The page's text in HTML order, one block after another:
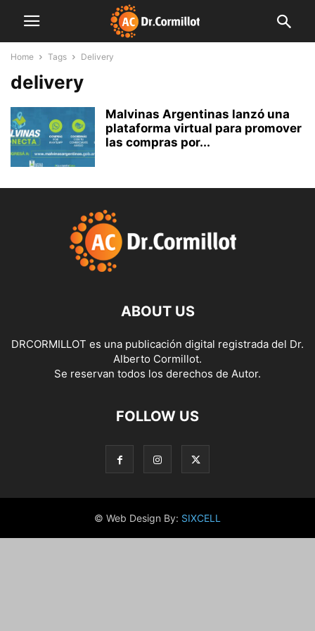
Home Tags Delivery
delivery
Malvinas Argentinas lanzó una
plataforma virtual para promover
las compras por...
ABOUT US
DRCORMILLOT es una publicación digital registrada del Dr.
Alberto Cormillot.
Se reservan todos los derechos de Autor.
FOLLOW US
© Web Design By: SIXCELL